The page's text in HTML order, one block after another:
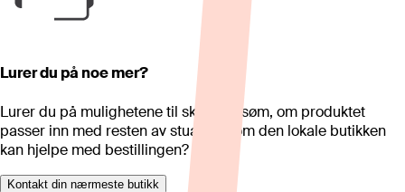
Lurer du på noe mer?
Lurer du på mulighetene til skreddersøm, om produktet
passer inn med resten av stua eller om den lokale butikken
kan hjelpe med bestillingen?
Kontakt din nærmeste butikk